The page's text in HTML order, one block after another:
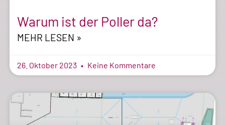
Warum ist der Poller da?
MEHR LESEN »
26. Oktober 2023 Keine Kommentare